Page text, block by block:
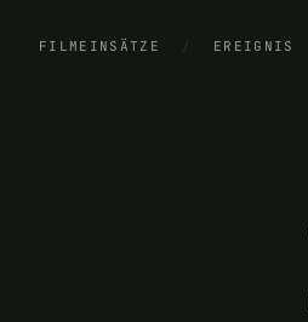
FILMEINSÄTZE / EREIGNIS